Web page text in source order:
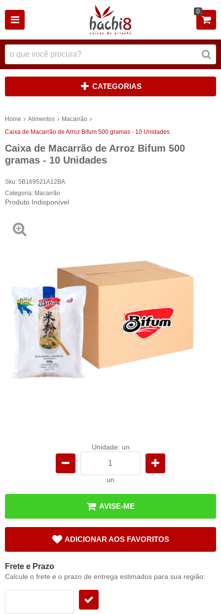
0
CATEGORIAS
Home Alimentos
Macarrão
Caixa de Macarrão de Arroz Bifum 500 gramas - 10 Unidades
Caixa de Macarrão de Arroz Bifum 500
gramas - 10 Unidades
Sku: 5B169521A12BA
Categoria: Macarrão
Produto Indisponível
Unidade: un
un
AVISE-ME
ADICIONAR AOS FAVORITOS
Frete e Prazo
Calcule o frete e o prazo de entrega estimados para sua região: